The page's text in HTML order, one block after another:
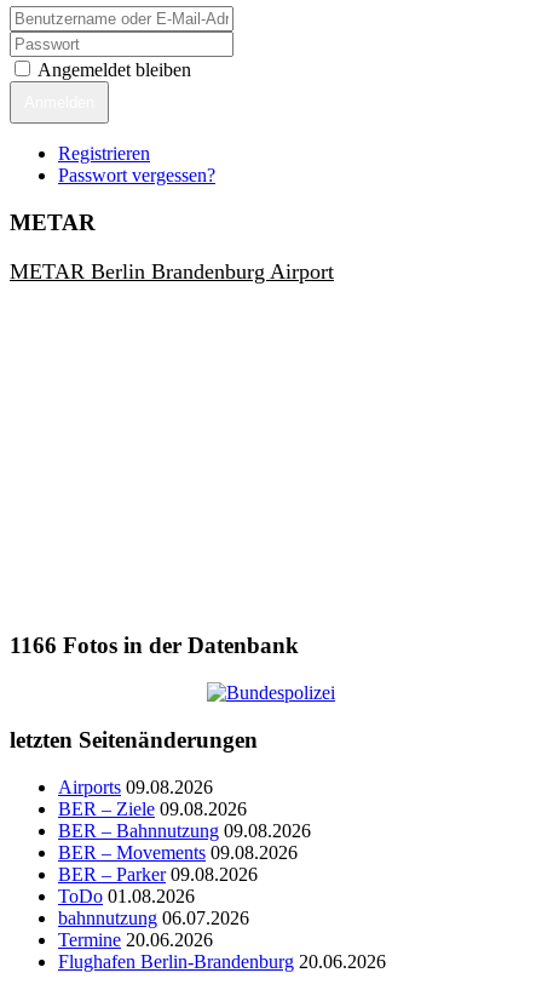
Angemeldet bleiben
Registrieren
Passwort vergessen?
METAR
METAR Berlin Brandenburg Airport
1166 Fotos in der Datenbank
letzten Seitenänderungen
Airports 09.08.2026
BER – Ziele 09.08.2026
BER – Bahnnutzung 09.08.2026
BER – Movements 09.08.2026
BER – Parker 09.08.2026
ToDo 01.08.2026
bahnnutzung 06.07.2026
Termine 20.06.2026
Flughafen Berlin-Brandenburg 20.06.2026